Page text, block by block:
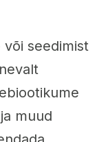
seedimist
muud